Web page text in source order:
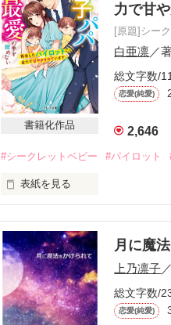
母から結婚は絶対に心から愛す
のない結婚だってしてみせる。
だけど彼とは、運命的な結びつ
＊お見合いからはじまる懐妊ラ
書籍化作品
力で甘
[原題]シー
白亜凛／
総文字数/
恋愛(純愛)
2,646
#シークレットベビー #パイロット
表紙を見る
シークレットベビーにパパは必
～副操縦士の御曹司が、
猛追してきて困っています～
神城航輝　三十歳
kouki
月に魔
上乃凛子
総文字数/
恋愛(純愛)